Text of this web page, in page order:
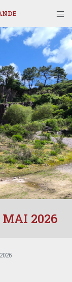
MAI 2026